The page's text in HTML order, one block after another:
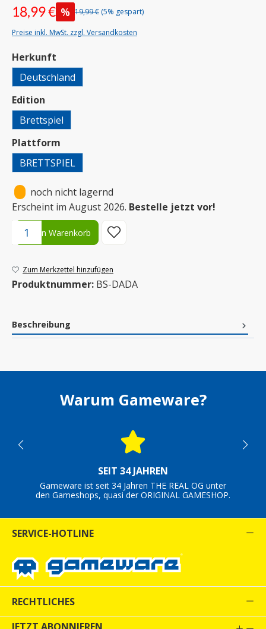
18,99 € % 19,99 € (5% gespart)
Preise inkl. MwSt. zzgl. Versandkosten
Herkunft
Deutschland
Edition
Brettspiel
Plattform
BRETTSPIEL
noch nicht lagernd
Erscheint im August 2026. Bestelle jetzt vor!
Produkt Anzahl: Gib den gewünschten Wert ein oder benutze
In den Warenkorb
Zum Merkzettel hinzufügen
Produktnummer: BS-DADA
Beschreibung
Warum Gameware?
SEIT 34 JAHREN
Gameware ist seit 34 Jahren THE REAL OG unter
den Gameshops, quasi der ORIGINAL GAMESHOP.
SERVICE-HOTLINE
RECHTLICHES